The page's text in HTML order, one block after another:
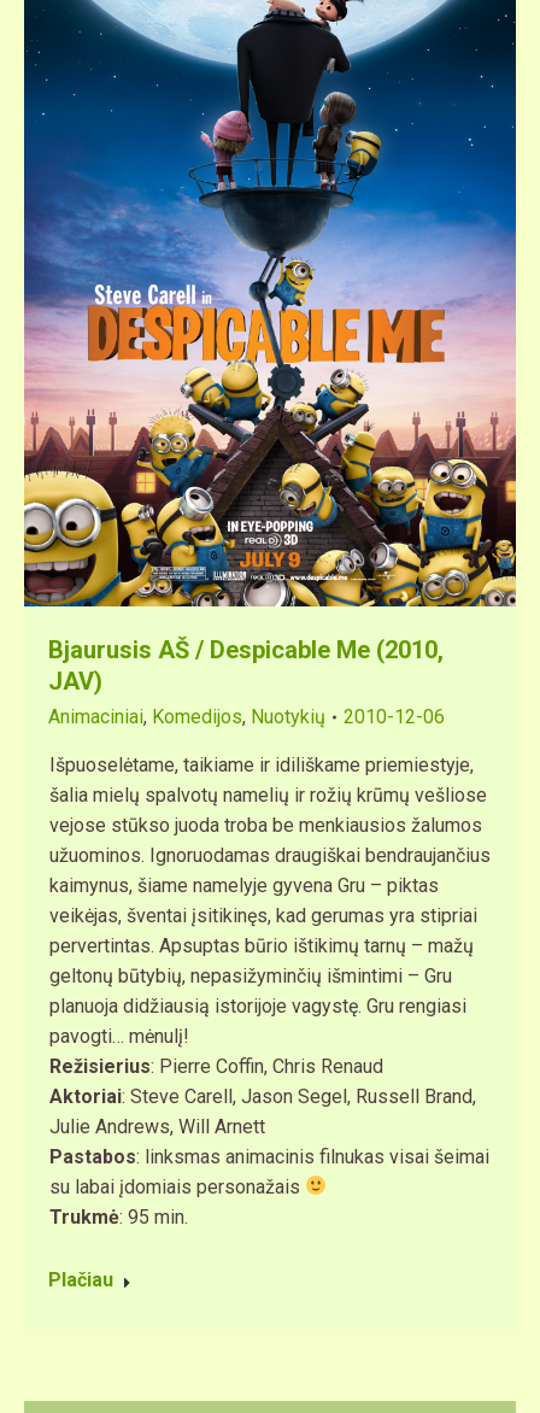
Bjaurusis AŠ / Despicable Me (2010,
JAV)
Animaciniai, Komedijos, Nuotykių 2010-12-06
Išpuoselėtame, taikiame ir idiliškame priemiestyje,
šalia mielų spalvotų namelių ir rožių krūmų vešliose
vejose stūkso juoda troba be menkiausios žalumos
užuominos. Ignoruodamas draugiškai bendraujančius
kaimynus, šiame namelyje gyvena Gru – piktas
veikėjas, šventai įsitikinęs, kad gerumas yra stipriai
pervertintas. Apsuptas būrio ištikimų tarnų – mažų
geltonų būtybių, nepasižyminčių išmintimi – Gru
planuoja didžiausią istorijoje vagystę. Gru rengiasi
pavogti… mėnulį!
Režisierius: Pierre Coffin, Chris Renaud
Aktoriai: Steve Carell, Jason Segel, Russell Brand,
Julie Andrews, Will Arnett
Pastabos: linksmas animacinis filnukas visai šeimai
su labai įdomiais personažais
Trukmė: 95 min.
Plačiau